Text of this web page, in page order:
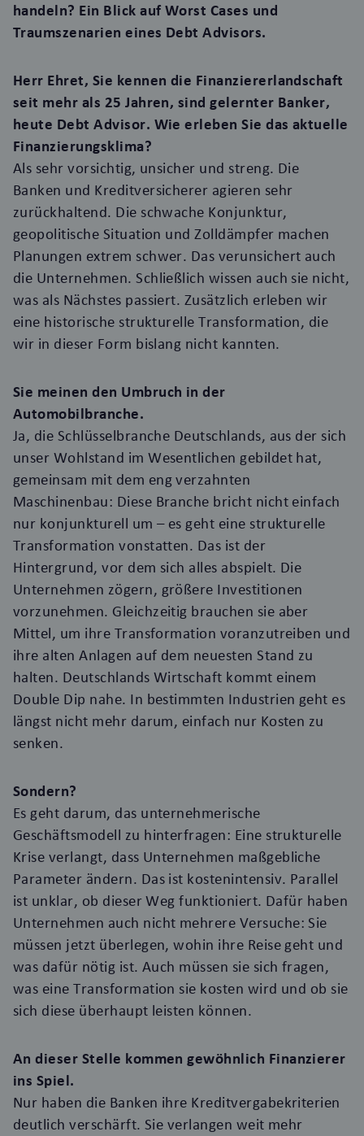
handeln? Ein Blick auf Worst Cases und
Traumszenarien eines Debt Advisors.
Herr Ehret, Sie kennen die Finanziererlandschaft
seit mehr als 25 Jahren, sind gelernter Banker,
heute Debt Advisor. Wie erleben Sie das aktuelle
Finanzierungsklima?
Als sehr vorsichtig, unsicher und streng. Die
Banken und Kreditversicherer agieren sehr
zurückhaltend. Die schwache Konjunktur,
geopolitische Situation und Zolldämpfer machen
Planungen extrem schwer. Das verunsichert auch
die Unternehmen. Schließlich wissen auch sie nicht,
was als Nächstes passiert. Zusätzlich erleben wir
eine historische strukturelle Transformation, die
wir in dieser Form bislang nicht kannten.
Sie meinen den Umbruch in der
Automobilbranche.
Ja, die Schlüsselbranche Deutschlands, aus der sich
unser Wohlstand im Wesentlichen gebildet hat,
gemeinsam mit dem eng verzahnten
Maschinenbau: Diese Branche bricht nicht einfach
nur konjunkturell um – es geht eine strukturelle
Transformation vonstatten. Das ist der
Hintergrund, vor dem sich alles abspielt. Die
Unternehmen zögern, größere Investitionen
vorzunehmen. Gleichzeitig brauchen sie aber
Mittel, um ihre Transformation voranzutreiben und
ihre alten Anlagen auf dem neuesten Stand zu
halten. Deutschlands Wirtschaft kommt einem
Double Dip nahe. In bestimmten Industrien geht es
längst nicht mehr darum, einfach nur Kosten zu
senken.
Sondern?
Es geht darum, das unternehmerische
Geschäftsmodell zu hinterfragen: Eine strukturelle
Krise verlangt, dass Unternehmen maßgebliche
Parameter ändern. Das ist kostenintensiv. Parallel
ist unklar, ob dieser Weg funktioniert. Dafür haben
Unternehmen auch nicht mehrere Versuche: Sie
müssen jetzt überlegen, wohin ihre Reise geht und
was dafür nötig ist. Auch müssen sie sich fragen,
was eine Transformation sie kosten wird und ob sie
sich diese überhaupt leisten können.
An dieser Stelle kommen gewöhnlich Finanzierer
ins Spiel.
Nur haben die Banken ihre Kreditvergabekriterien
deutlich verschärft. Sie verlangen weit mehr